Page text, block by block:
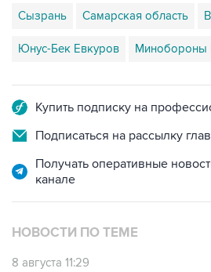
Сызрань Самарская область
Юнус-Бек Евкуров Минобороны
Купить подписку на
Подписаться на рассылку
Получать оперативные
канале
НОВОСТИ ПО ТЕМЕ
8 августа 11:29